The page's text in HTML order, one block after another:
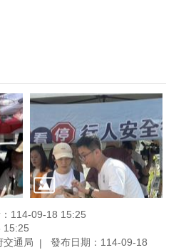
114-09-18 15:25
15:25
交通局
發布日期：114-09-18